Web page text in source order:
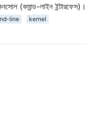
(কমান্ড-লাইন ইন্টারফেস)।
line
kernel